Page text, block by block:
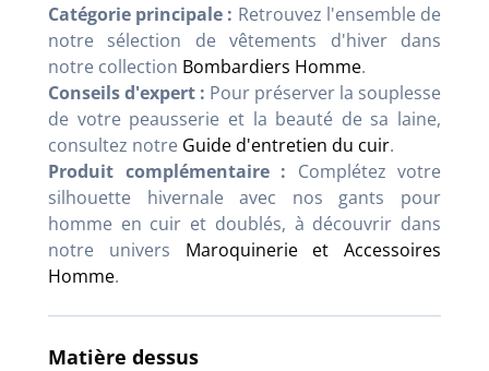
Catégorie principale : Retrouvez l'ensemble de
notre sélection de vêtements d'hiver dans
notre collection Bombardiers Homme.
Conseils d'expert : Pour préserver la souplesse
de votre peausserie et la beauté de sa laine,
consultez notre Guide d'entretien du cuir.
Produit complémentaire : Complétez votre
silhouette hivernale avec nos gants pour
homme en cuir et doublés, à découvrir dans
notre univers Maroquinerie et Accessoires
Homme.
Matière dessus